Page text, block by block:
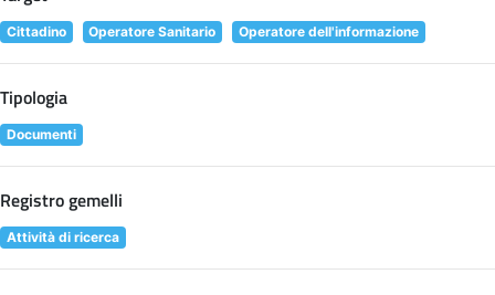
Cittadino Operatore Sanitario Operatore dell'informazione
Tipologia
Documenti
Registro gemelli
Attività di ricerca